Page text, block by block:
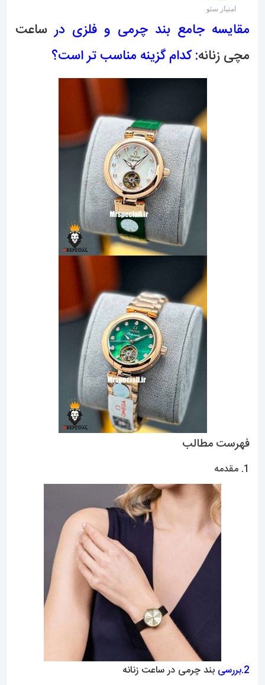
/ 100
امتیاز سئو
مقایسه جامع بند چرمی و فلزی در ساعت
مچی زنانه: کدام گزینه مناسب تر است؟
فهرست مطالب
1. مقدمه
2.بررسی بند چرمی در ساعت زنانه